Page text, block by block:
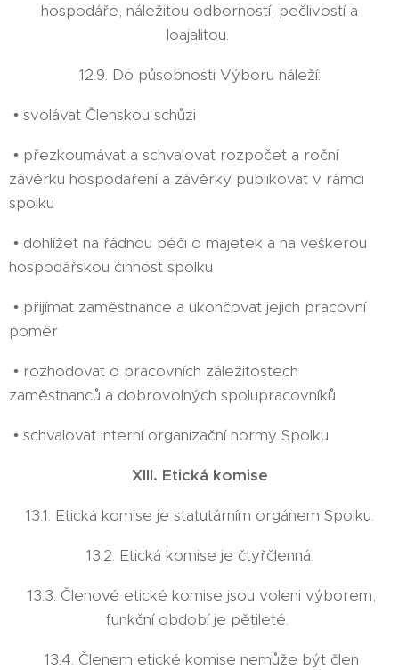
hospodáře, náležitou odborností, pečlivostí a
loajalitou.
12.9. Do působnosti Výboru náleží:
• svolávat Členskou schůzi
• přezkoumávat a schvalovat rozpočet a roční
závěrku hospodaření a závěrky publikovat v rámci
spolku
• dohlížet na řádnou péči o majetek a na veškerou
hospodářskou činnost spolku
• přijímat zaměstnance a ukončovat jejich pracovní
poměr
• rozhodovat o pracovních záležitostech
zaměstnanců a dobrovolných spolupracovníků
• schvalovat interní organizační normy Spolku
XIII. Etická komise
13.1. Etická komise je statutárním orgánem Spolku.
13.2. Etická komise je čtyřčlenná.
13.3. Členové etické komise jsou voleni výborem,
funkční období je pětileté.
13.4. Členem etické komise nemůže být člen